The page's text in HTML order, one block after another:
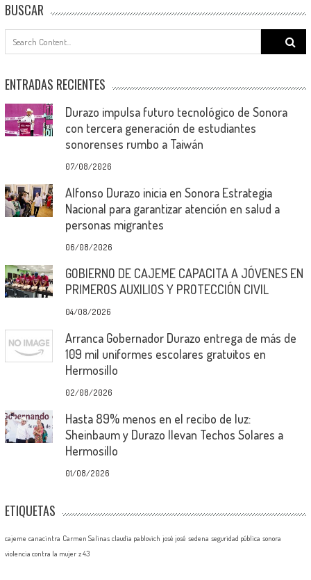
BUSCAR
Search
for:
ENTRADAS RECIENTES
Durazo impulsa futuro tecnológico de Sonora
con tercera generación de estudiantes
sonorenses rumbo a Taiwán
07/08/2026
Alfonso Durazo inicia en Sonora Estrategia
Nacional para garantizar atención en salud a
personas migrantes
06/08/2026
GOBIERNO DE CAJEME CAPACITA A JÓVENES EN
PRIMEROS AUXILIOS Y PROTECCIÓN CIVIL
04/08/2026
Arranca Gobernador Durazo entrega de más de
109 mil uniformes escolares gratuitos en
Hermosillo
02/08/2026
Hasta 89% menos en el recibo de luz:
Sheinbaum y Durazo llevan Techos Solares a
Hermosillo
01/08/2026
ETIQUETAS
cajeme canacintra Carmen Salinas claudia pablovich josé josé sedena seguridad pública sonora
violencia contra la mujer z 43